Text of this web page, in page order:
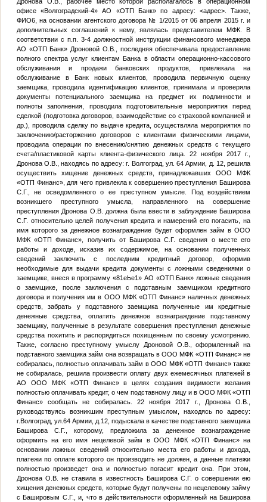
офисе «Волгоградский-4» АО «ОТП Банк» по адресу: <адрес>. Также,
ФИО6, на основании агентского договора № 1/2015 от 06 апреля 2015 г. и
дополнительных соглашений к нему, являлась представителем МФК. В
соответствии с п.п. 3-4 должностной инструкции финансового менеджера
АО «ОТП Банк» Дроновой О.В., последняя обеспечивала предоставление
полного спектра услуг клиентам Банка в области операционно-кассового
обслуживания и продажи банковских продуктов, привлекала на
обслуживание в Банк новых клиентов, проводила первичную оценку
заемщика, проводила идентификацию клиентов, принимала и проверяла
документы потенциального заемщика на предмет их подлинности и
полноты заполнения, проводила подготовительные мероприятия перед
сделкой (подготовка договоров, взаимодействие со страховой компанией и
др.), проводила сделку по выдаче кредита, осуществляла мероприятия по
заключению/расторжению договоров с клиентами физическими лицами,
проводила операции по внесению/снятию денежных средств с текущего
счета/пластиковой карты клиента-физического лица. 22 ноября 2017 г.,
Дронова О.В., находясь по адресу: г. Волгоград, ул. 64 Армии, д. 12, решила
осуществить хищение денежных средств, принадлежавших ООО МФК
«ОТП Финанс», для чего привлекла к совершению преступления Баширова
С.Г., не осведомленного о ее преступном умысле. Под воздействием
возникшего преступного умысла, направленного на совершение
преступления Дронова О.В. должна была ввести в заблуждение Баширова
С.Г. относительно целей получения кредита и намерений его погасить, на
имя которого за денежное вознаграждение будет оформлен займ в ООО
МФК «ОТП Финанс», получить от Баширова С.Г. сведения о месте его
работы и доходе, исказив их содержимое, на основании полученных
сведений заключить с последним кредитный договор, оформив
необходимые для выдачи кредита документы с ложными сведениями о
заемщике, внеся в программу «81еЬе1» АО «ОТП Банк» ложные сведения
о заемщике, после заключения с подставным заемщиком кредитного
договора и получения им в ООО МФК «ОТП Финанс» наличных денежных
средств, забрать у подставного заемщика полученные им кредитные
денежные средства, оплатить денежное вознаграждение подставному
заемщику, полученные в результате совершения преступления денежные
средства похитить и распорядиться похищенным по своему усмотрению.
Также, согласно преступному умыслу Дроновой О.В., оформленный на
подставного заемщика займ она возвращать в ООО МФК «ОТП Финанс» не
собиралась, полностью оплачивать займ в ООО МФК «ОТП Финанс» также
не собиралась, решила произвести оплату двух ежемесячных платежей в
АО ООО МФК «ОТП Финанс» в целях создания видимости желания
полностью оплачивать кредит, о чем подставному лицу и в ООО МФК «ОТП
Финанс» сообщать не собиралась. 22 ноября 2017 г., Дронова О.В.,
руководствуясь возникшим преступным умыслом, находясь по адресу:
г.Волгоград, ул.64 Армии, д.12, подыскала в качестве подставного заемщика
Баширова С.Г., которому, предложила за денежное вознаграждение
оформить на его имя нецелевой займ в ООО МФК «ОТП Финанс» на
основании ложных сведений относительно места его работы и дохода,
платежи по оплате которого он производить не должен, а данные платежи
полностью произведет она и полностью погасит кредит она. При этом,
Дронова О.В. не ставила в известность Баширова С.Г. о совершении ею
хищения денежных средств, которые будут получены по нецелевому займу
с Башировым С.Г., и, что в действительности оформленный на Баширова